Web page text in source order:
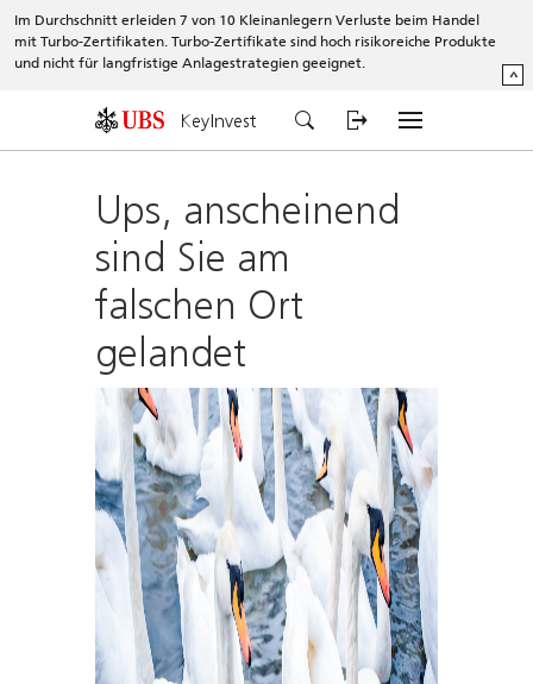
Im Durchschnitt erleiden 7 von 10 Kleinanlegern Verluste beim Handel
mit Turbo-Zertifikaten. Turbo-Zertifikate sind hoch risikoreiche Produkte
und nicht für langfristige Anlagestrategien geeignet.
^
KeyInvest
Ups, anscheinend
sind Sie am
falschen Ort
gelandet